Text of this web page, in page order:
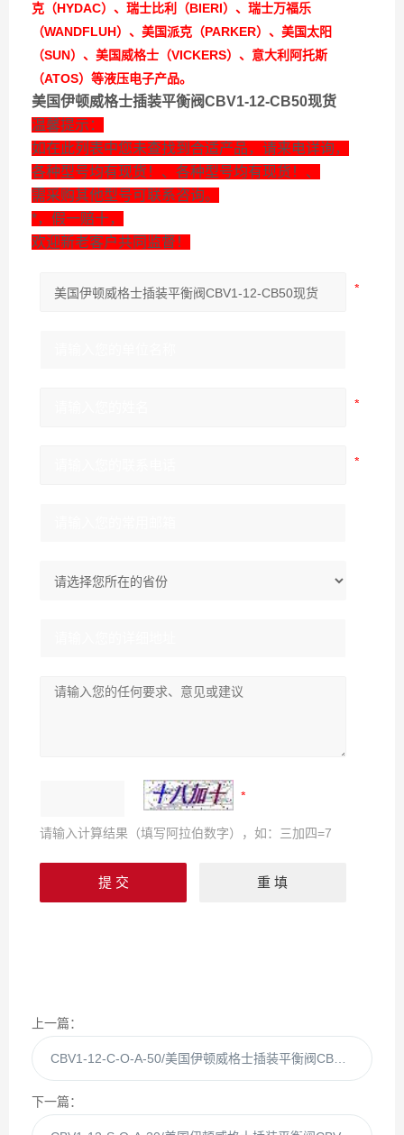
克（HYDAC）、瑞士比利（BIERI）、瑞士万福乐
（WANDFLUH）、美国派克（PARKER）、美国太阳
（SUN）、美国威格士（VICKERS）、意大利阿托斯
（ATOS）等液压电子产品。
美国伊顿威格士插装平衡阀CBV1-12-CB50现货
温馨提示：
如在此列表中您未查找到合适产品，请来电详询，
各种型号均有现货！、各种型号均有现货！、
需采购其他型号可联系咨询。
*，假一赔十，
欢迎新老客户共同监督！
请输入计算结果（填写阿拉伯数字），如：三加四=7
上一篇：
下一篇：